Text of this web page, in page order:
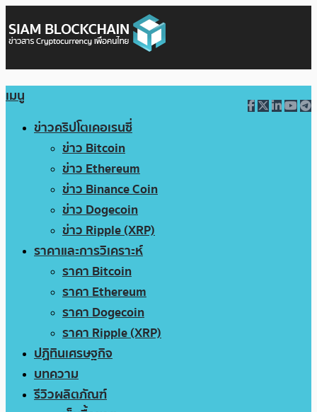
เมนู
ข่าวคริปโตเคอเรนซี่
ข่าว Bitcoin
ข่าว Ethereum
ข่าว Binance Coin
ข่าว Dogecoin
ข่าว Ripple (XRP)
ราคาและการวิเคราะห์
ราคา Bitcoin
ราคา Ethereum
ราคา Dogecoin
ราคา Ripple (XRP)
ปฏิทินเศรษฐกิจ
บทความ
รีวิวผลิตภัณฑ์